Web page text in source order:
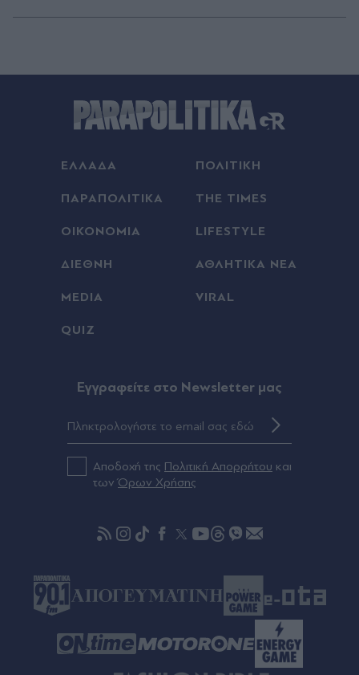
ΕΛΛΑΔΑ ΠΟΛΙΤΙΚΗ
ΠΑΡΑΠΟΛΙΤΙΚΑ THE TIMES
ΟΙΚΟΝΟΜΙΑ LIFESTYLE
ΔΙΕΘΝΗ ΑΘΛΗΤΙΚΑ ΝΕΑ
MEDIA VIRAL
QUIZ
Eγγραφείτε στο Newsletter μας
Αποδοχή της Πολιτική Απορρήτου και
τωνΌρων Χρήσης